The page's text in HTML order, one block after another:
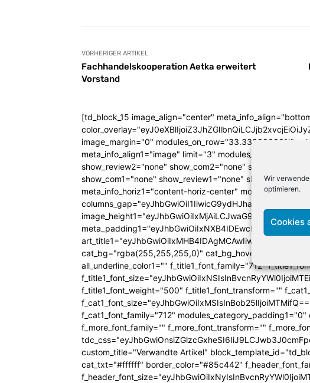
Wir
optimieren.
Cookies
VORHERIGER ARTIKEL
Fachhandelskooperation Aetka erweitert
Vorstand
[td_block_15 image_align="center"
image_margin="0" modules_on_row="33.33333333%"
meta_info_align1="image" limit="3"
show_review2="none" show_com2="none"
show_com1="none" show_review1="none"
meta_info_horiz1="content-horiz-center"
cat_bg="rgba(255,255,255,0)"
all_underline_color1="" f_title1_font_family="712"
f_title1_font_weight="500" f_title1_font_transform=""
f_cat1_font_family="712"
f_more_font_family="" f_more_font_transform=""
custom_title="Verwandte Artikel"
cat_txt="#ffffff" border_color="#85c442"